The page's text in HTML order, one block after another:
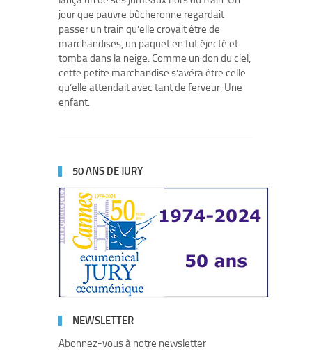
jour que pauvre bûcheronne regardait
passer un train qu’elle croyait être de
marchandises, un paquet en fut éjecté et
tomba dans la neige. Comme un don du ciel,
cette petite marchandise s’avéra être celle
qu’elle attendait avec tant de ferveur. Une
enfant.
50 ANS DE JURY
NEWSLETTER
Abonnez-vous à notre newsletter